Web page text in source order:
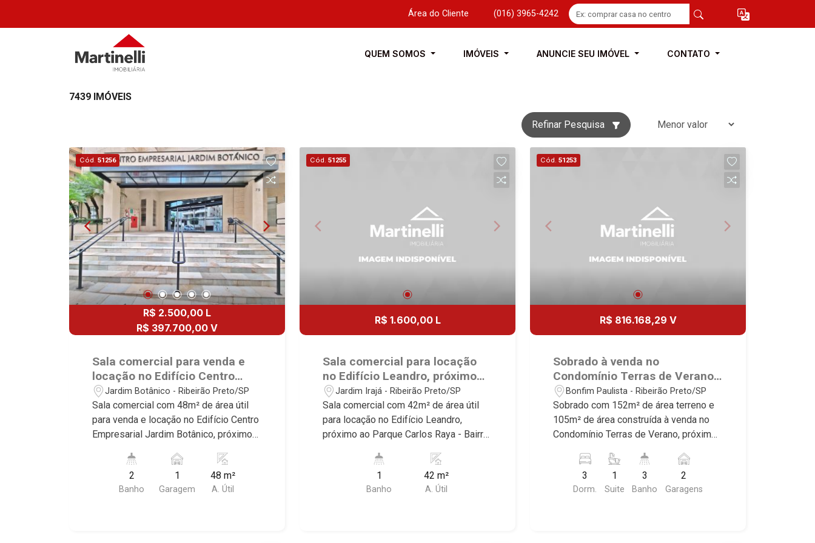
Área do Cliente (016) 3965-4242
QUEM SOMOS IMÓVEIS ANUNCIE SEU IMÓVEL CONTATO
7439 IMÓVEIS
Refinar Pesquisa
Cód. 51256
R$ 2.500,00 L
R$ 397.700,00 V
Sala comercial para venda e
locação no Edifício Centro
Empresarial Jardim Botânico,
próximo ao Parque Carlos Raya
- Ribeirão Preto/SP.
Jardim Botânico - Ribeirão Preto/SP
Sala comercial com 48m² de área útil
para venda e locação no Edifício Centro
Empresarial Jardim Botânico, próximo
Botânico, Ribeirão Preto/SP. Conheça
as características deste imóvel que a
Martinelli Imobiliária selecionou para
2
Banho
1
Garagem
48 m²
A. Útil
Cód. 51255
R$ 1.600,00 L
Sala comercial para locação
no Edifício Leandro, próximo
ao Parque Carlos Raya -
Ribeirão Preto/SP.
Jardim Irajá - Ribeirão Preto/SP
Sala comercial com 42m² de área útil
para locação no Edifício Leandro,
próximo ao Parque Carlos Raya - Bairro
Conheça as características deste
imóvel que a Martinelli Imobiliária
selecionou para você: - 42m² de área
1
Banho
42 m²
A. Útil
Cód. 51253
R$ 816.168,29 V
Sobrado à venda no
Condomínio Terras de Verano,
próximo ao Quinta dos Ventos
- Ribeirão Preto/SP.
Bonfim Paulista - Ribeirão Preto/SP
Sobrado com 152m² de área terreno e
105m² de área construída à venda no
Condomínio Terras de Verano, próximo
Paulista, Ribeirão Preto/SP. Conheça as
características deste imóvel que a
Martinelli Imobiliária selecionou para
3
Dorm.
1
Suite
3
Banho
2
Garagens